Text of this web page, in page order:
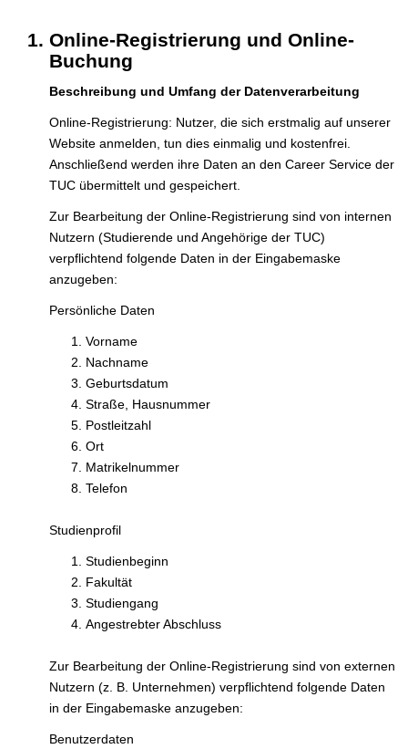
Online-Registrierung und Online-
Buchung
Beschreibung und Umfang der Datenverarbeitung
Online-Registrierung: Nutzer, die sich erstmalig auf unserer
Website anmelden, tun dies einmalig und kostenfrei.
Anschließend werden ihre Daten an den Career Service der
TUC übermittelt und gespeichert.
Zur Bearbeitung der Online-Registrierung sind von internen
Nutzern (Studierende und Angehörige der TUC)
verpflichtend folgende Daten in der Eingabemaske
anzugeben:
Persönliche Daten
Vorname
Nachname
Geburtsdatum
Straße, Hausnummer
Postleitzahl
Ort
Matrikelnummer
Telefon
Studienprofil
Studienbeginn
Fakultät
Studiengang
Angestrebter Abschluss
Zur Bearbeitung der Online-Registrierung sind von externen
Nutzern (z. B. Unternehmen) verpflichtend folgende Daten
in der Eingabemaske anzugeben:
Benutzerdaten